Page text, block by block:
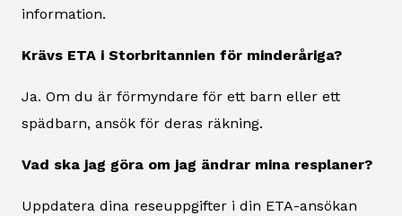
information.
Krävs ETA i Storbritannien för minderåriga?
Ja. Om du är förmyndare för ett barn eller ett
spädbarn, ansök för deras räkning.
Vad ska jag göra om jag ändrar mina resplaner?
Uppdatera dina reseuppgifter i din ETA-ansökan